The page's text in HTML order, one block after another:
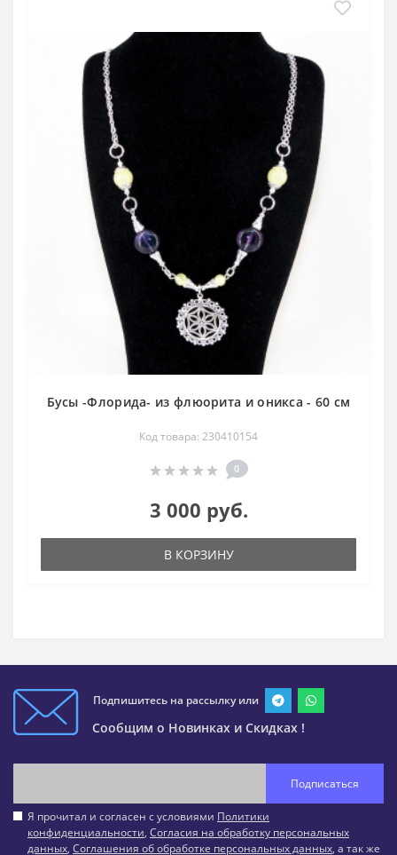
Бусы -Флорида- из флюорита и оникса - 60 см
Код товара: 230410154
0
3 000 руб.
В КОРЗИНУ
Подпишитесь на рассылку или
Сообщим о Новинках и Скидках !
Подписаться
Я прочитал и согласен с условиями Политики
конфиденциальности, Согласия на обработку персональных
данных, Соглашения об обработке персональных данных, а так же